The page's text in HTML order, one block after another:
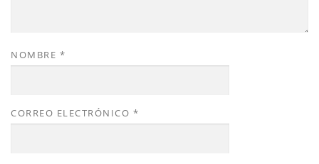
NOMBRE *
CORREO ELECTRÓNICO *